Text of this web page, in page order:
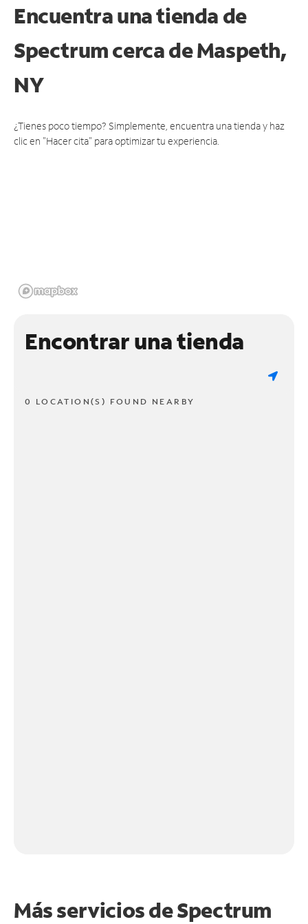
Encuentra una tienda de
Spectrumcerca de Maspeth,
NY
¿Tienes poco tiempo? Simplemente, encuentra una tienda y haz
clic en "Hacer cita" para optimizar tu experiencia.
Encontrar una tienda
0 LOCATION(S) FOUND NEARBY
Más servicios de Spectrum